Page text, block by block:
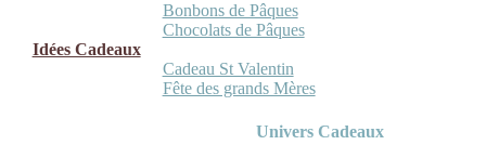
Bonbons de Pâques
Chocolats de Pâques
Idées Cadeaux
Cadeau St Valentin
Fête des grands Mères
Univers Cadeaux